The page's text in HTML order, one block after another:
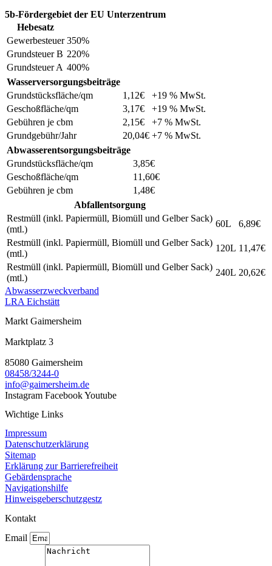
5b-Fördergebiet der EU Unterzentrum
Hebesatz
Gewerbesteuer 350%
Grundsteuer B 220%
Grundsteuer A 400%
Wasserversorgungsbeiträge
Grundstücksfläche/qm
1,12€
+19 % MwSt.
Geschoßfläche/qm
3,17€
+19 % MwSt.
Gebühren je cbm
2,15€
+7 % MwSt.
Grundgebühr/Jahr
20,04€ +7 % MwSt.
Abwasserentsorgungs­beiträge
Grundstücksfläche/qm
3,85€
Geschoßfläche/qm
11,60€
Gebühren je cbm
1,48€
Abfallentsorgung
Restmüll (inkl. Papiermüll, Biomüll und Gelber Sack)
(mtl.)
60L
6,89€
Restmüll (inkl. Papiermüll, Biomüll und Gelber Sack)
(mtl.)
120L 11,47€
Restmüll (inkl. Papiermüll, Biomüll und Gelber Sack)
(mtl.)
240L 20,62€
Abwasserzweckverband
LRA Eichstätt
Markt Gaimersheim
Marktplatz 3
85080 Gaimersheim
08458/3244-0
info@gaimersheim.de
Instagram FacebookYoutube
Wichtige Links
Impressum
Datenschutzerklärung
Sitemap
Erklärung zur Barrierefreiheit
Gebärdensprache
Navigationshilfe
Hinweisgeberschutzgestz
Kontakt
Email